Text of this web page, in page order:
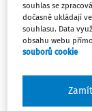
Zaměstnanci
pitné vody z
zajistit, aby
zdravotně
nevystavoval
Dana Žáková
souhlas se
dočasně ukládají
souhlasu. Data
obsahu webu
souborů cookie